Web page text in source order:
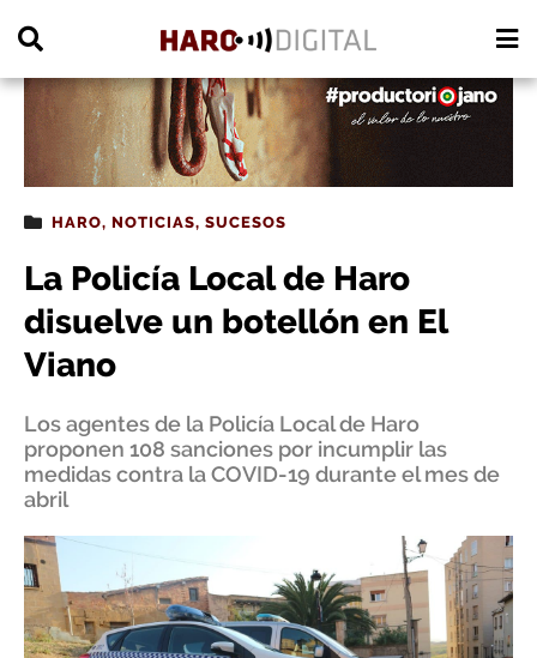
HARO, NOTICIAS, SUCESOS
La Policía Local de Haro
disuelve un botellón en El
Viano
Los agentes de la Policía Local de Haro
proponen 108 sanciones por incumplir las
medidas contra la COVID-19 durante el mes de
abril